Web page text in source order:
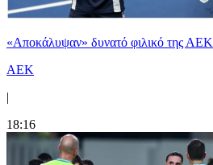
«Αποκάλυψαν» δυνατό φιλικό της ΑΕΚ
ΑΕΚ
|
18:16